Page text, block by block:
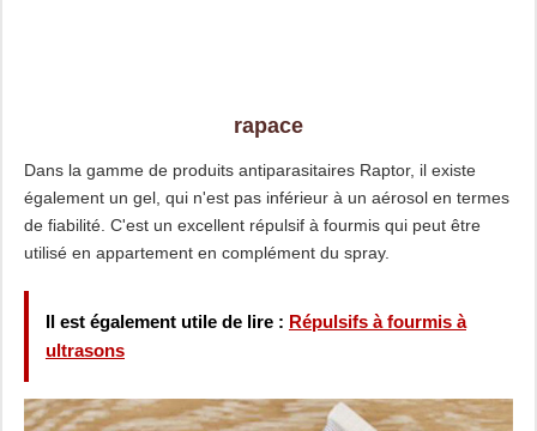
rapace
Dans la gamme de produits antiparasitaires Raptor, il existe
également un gel, qui n'est pas inférieur à un aérosol en termes
de fiabilité. C'est un excellent répulsif à fourmis qui peut être
utilisé en appartement en complément du spray.
Il est également utile de lire : Répulsifs à fourmis à
ultrasons